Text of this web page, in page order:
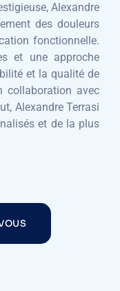
Alexandre
des douleurs
fonctionnelle.
et une approche
et la qualité de
collaboration avec
Alexandre Terrasi
et de la plus